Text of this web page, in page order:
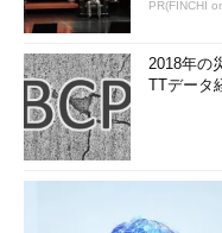
PR(FINCHI
2018年の
TTデータ